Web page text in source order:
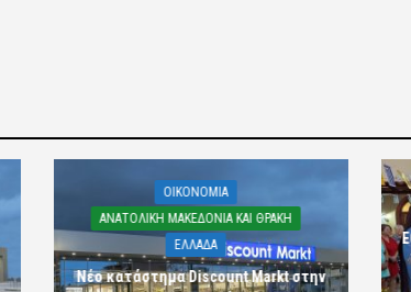
OIKONOMIA
ΑΝΑΤΟΛΙΚΗ ΜΑΚΕΔΟΝΙΑ ΚΑΙ ΘΡΑΚΗ
ΕΛΛΑΔΑ
Νέο κατάστημα Discount Markt στην